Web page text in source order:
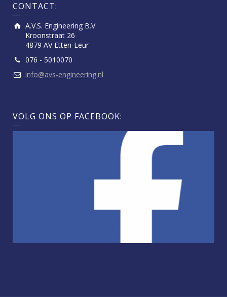
CONTACT:
A.V.S. Engineering B.V.
Kroonstraat 26
4879 AV Etten-Leur
076 - 5010070
info@avs-engineering.nl
VOLG ONS OP FACEBOOK: